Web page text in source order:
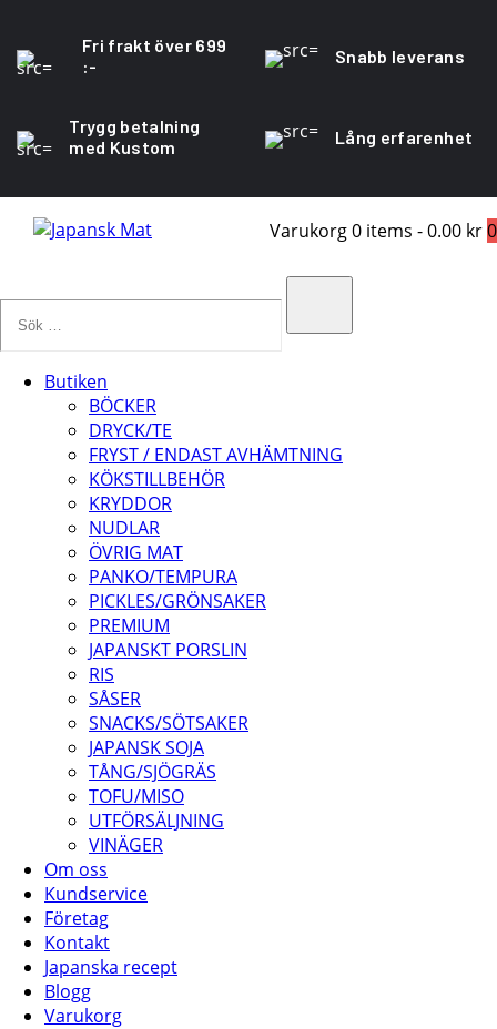
Fri frakt över 699
:-
Snabb leverans
Trygg betalning
med Kustom
Lång erfarenhet
Varukorg0 items -0.00 kr0
Butiken
BÖCKER
DRYCK/TE
FRYST / ENDAST AVHÄMTNING
KÖKSTILLBEHÖR
KRYDDOR
NUDLAR
ÖVRIG MAT
PANKO/TEMPURA
PICKLES/GRÖNSAKER
PREMIUM
JAPANSKT PORSLIN
RIS
SÅSER
SNACKS/SÖTSAKER
JAPANSK SOJA
TÅNG/SJÖGRÄS
TOFU/MISO
UTFÖRSÄLJNING
VINÄGER
Om oss
Kundservice
Företag
Kontakt
Japanska recept
Blogg
Varukorg